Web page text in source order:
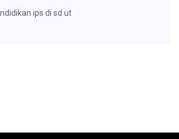
ips di sd ut